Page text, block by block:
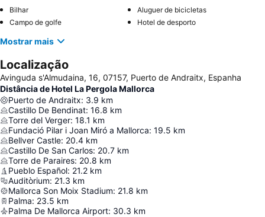
Bilhar
Aluguer de bicicletas
Campo de golfe
Hotel de desporto
Mostrar mais
Localização
Avinguda s'Almudaina, 16, 07157, Puerto de Andraitx, Espanha
Distância de Hotel La Pergola Mallorca
Puerto de Andraitx: 3.9 km
Castillo De Bendinat: 16.8 km
Torre del Verger: 18.1 km
Fundació Pilar i Joan Miró a Mallorca: 19.5 km
Bellver Castle: 20.4 km
Castillo De San Carlos: 20.7 km
Torre de Paraires: 20.8 km
Pueblo Español: 21.2 km
Auditòrium: 21.3 km
Mallorca Son Moix Stadium: 21.8 km
Palma: 23.5 km
Palma De Mallorca Airport: 30.3 km